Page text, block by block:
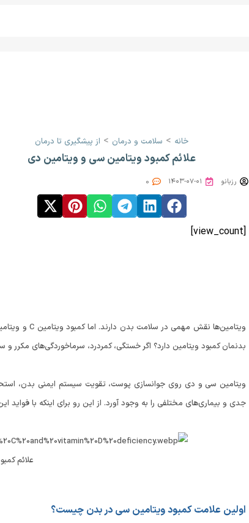
خانه > سلامت و درمان > از پیشگیری تا درمان
علائم کمبود ویتامین سی و ویتامین دی
رزبانو ۱۴۰۳-۰۷-۰۱ 0
[view_count]
بدنمان کمبود ویتامین دارد؟ اگر خستگی، کمردرد، سرماخوردگی‌های مکرر و
ویتامین سی و دی روی جوانسازی پوست، تقویت سیستم ایمنی بدن،
جدی و بیماری‌های مختلفی را به وجود آورد. از این رو برای اینکه با فواید
علائم
اولین علامت کمبود ویتامین سی در بدن چیست؟